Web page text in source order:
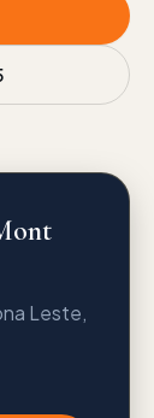
Leste,